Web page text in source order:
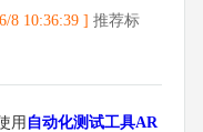
8 10:36:39 ] 推荐标
用 自动化测试工具AR